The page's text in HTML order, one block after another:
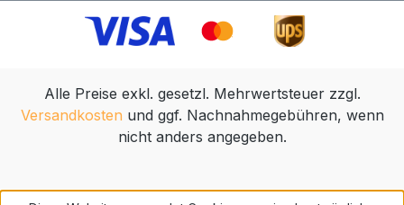
Alle Preise exkl. gesetzl. Mehrwertsteuer zzgl.
Versandkosten und ggf. Nachnahmegebühren, wenn
nicht anders angegeben.